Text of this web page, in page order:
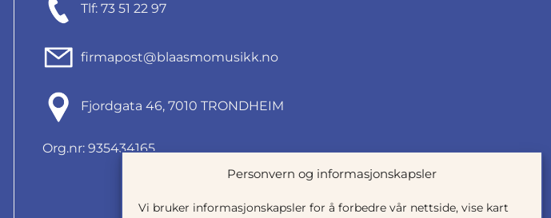
Personvern og informasjonskapsler
Vi bruker informasjonskapsler for å forbedre vår nettside, vise kart
Tlf: 73 51 22 97
firmapost@blaasmomusikk.no
Fjordgata 46, 7010 TRONDHEIM
Org.nr: 935434165